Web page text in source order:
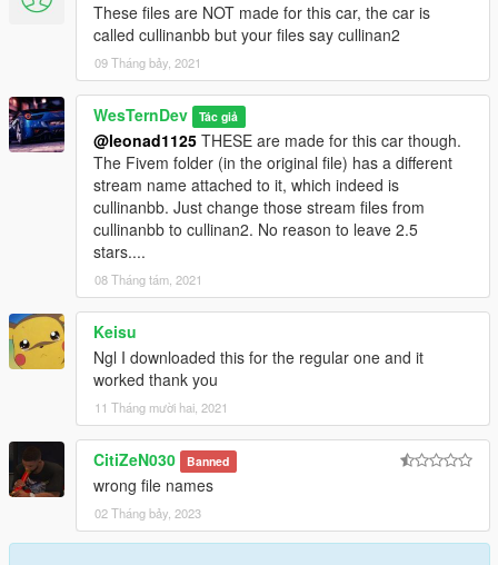
These files are NOT made for this car, the car is
called cullinanbb but your files say cullinan2
09 Tháng bảy, 2021
WesTernDev Tác giả
@leonad1125 THESE are made for this car though.
The Fivem folder (in the original file) has a different
stream name attached to it, which indeed is
cullinanbb. Just change those stream files from
cullinanbb to cullinan2. No reason to leave 2.5
stars....
08 Tháng tám, 2021
Keisu
Ngl I downloaded this for the regular one and it
worked thank you
11 Tháng mười hai, 2021
CitiZeN030 Banned
wrong file names
02 Tháng bảy, 2023